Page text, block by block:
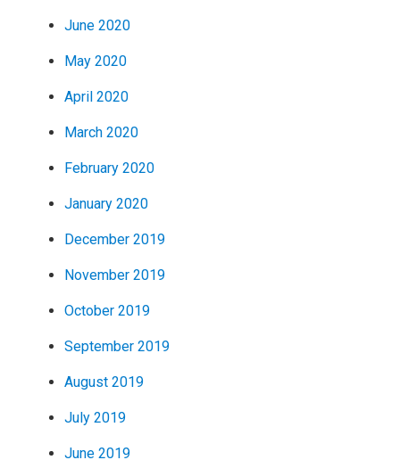
June 2020
May 2020
April 2020
March 2020
February 2020
January 2020
December 2019
November 2019
October 2019
September 2019
August 2019
July 2019
June 2019